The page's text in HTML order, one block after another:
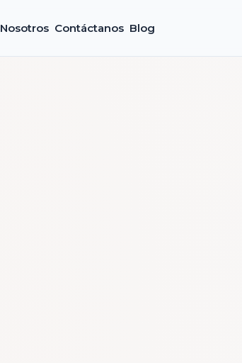
Nosotros Contáctanos Blog